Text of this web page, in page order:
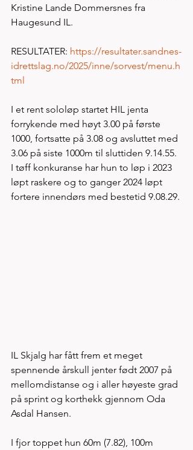
Kristine Lande Dommersnes fra
Haugesund IL.
RESULTATER: https://resultater.sandnes-
idrettslag.no/2025/inne/sorvest/menu.h
tml
I et rent sololøp startet HIL jenta
forrykende med høyt 3.00 på første
1000, fortsatte på 3.08 og avsluttet med
3.06 på siste 1000m til sluttiden 9.14.55.
I tøff konkuranse har hun to løp i 2023
løpt raskere og to ganger 2024 løpt
fortere innendørs med bestetid 9.08.29.
IL Skjalg har fått frem et meget
spennende årskull jenter født 2007 på
mellomdistanse og i aller høyeste grad
på sprint og korthekk gjennom Oda
Asdal Hansen.
I fjor toppet hun 60m (7.82), 100m